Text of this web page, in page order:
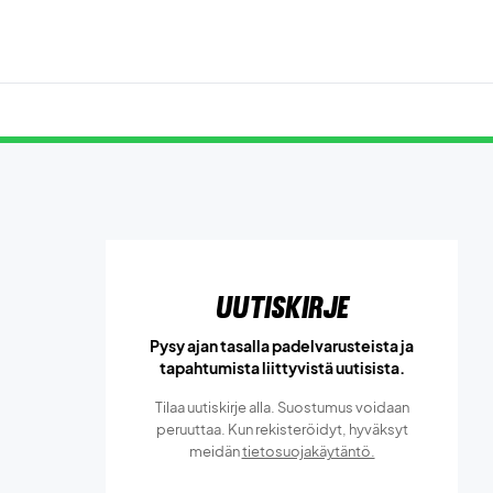
Uutiskirje
Pysy ajan tasalla padelvarusteista ja
tapahtumista liittyvistä uutisista.
Tilaa uutiskirje alla. Suostumus voidaan
peruuttaa. Kun rekisteröidyt, hyväksyt
meidäntietosuojakäytäntö.